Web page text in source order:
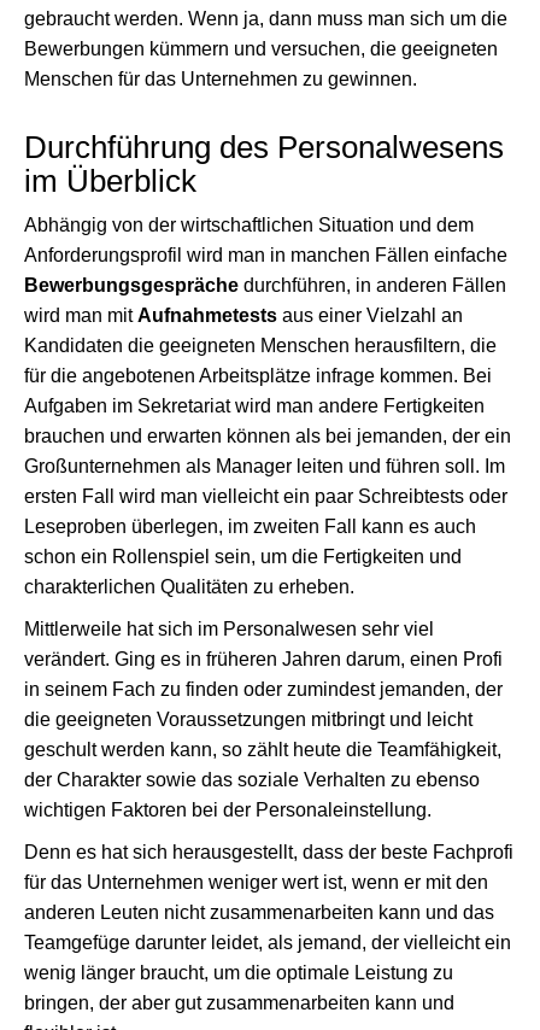
gebraucht werden. Wenn ja, dann muss man sich um die
Bewerbungen kümmern und versuchen, die geeigneten
Menschen für das Unternehmen zu gewinnen.
Durchführung des Personalwesens
im Überblick
Abhängig von der wirtschaftlichen Situation und dem
Anforderungsprofil wird man in manchen Fällen einfache
Bewerbungsgespräche durchführen, in anderen Fällen
wird man mitAufnahmetests aus einer Vielzahl an
Kandidaten die geeigneten Menschen herausfiltern, die
für die angebotenen Arbeitsplätze infrage kommen. Bei
Aufgaben im Sekretariat wird man andere Fertigkeiten
brauchen und erwarten können als bei jemanden, der ein
Großunternehmen als Manager leiten und führen soll. Im
ersten Fall wird man vielleicht ein paar Schreibtests oder
Leseproben überlegen, im zweiten Fall kann es auch
schon ein Rollenspiel sein, um die Fertigkeiten und
charakterlichen Qualitäten zu erheben.
Mittlerweile hat sich im Personalwesen sehr viel
verändert. Ging es in früheren Jahren darum, einen Profi
in seinem Fach zu finden oder zumindest jemanden, der
die geeigneten Voraussetzungen mitbringt und leicht
geschult werden kann, so zählt heute die Teamfähigkeit,
der Charakter sowie das soziale Verhalten zu ebenso
wichtigen Faktoren bei der Personaleinstellung.
Denn es hat sich herausgestellt, dass der beste Fachprofi
für das Unternehmen weniger wert ist, wenn er mit den
anderen Leuten nicht zusammenarbeiten kann und das
Teamgefüge darunter leidet, als jemand, der vielleicht ein
wenig länger braucht, um die optimale Leistung zu
bringen, der aber gut zusammenarbeiten kann und